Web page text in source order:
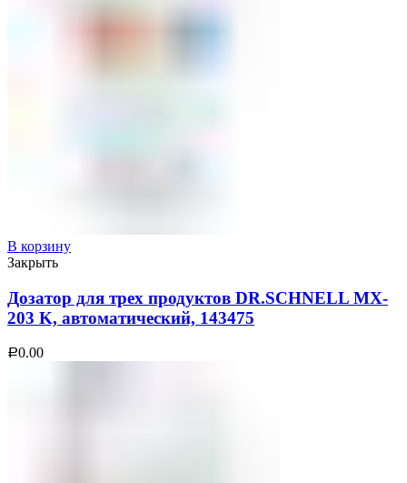
В корзину
Закрыть
Дозатор для трех продуктов DR.SCHNELL MX-
203 K, автоматический, 143475
Р0.00